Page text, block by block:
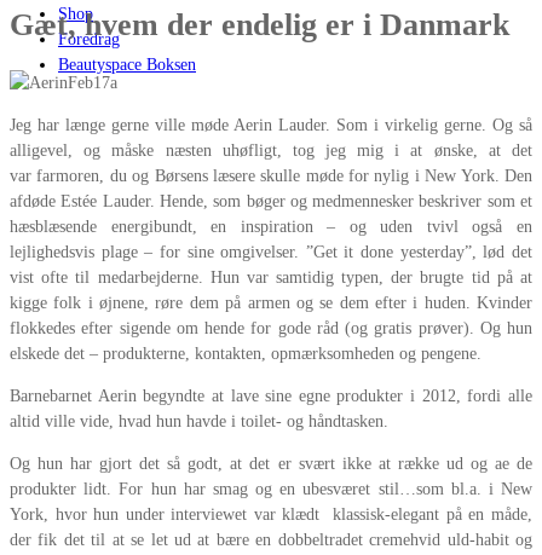
Shop
Foredrag
Beautyspace Boksen
Gæt, hvem der endelig er i Danmark
Jeg har længe gerne ville møde Aerin Lauder. Som i virkelig gerne. Og så
alligevel, og måske næsten uhøfligt, tog jeg mig i at ønske, at det
var farmoren, du og Børsens læsere skulle møde for nylig i New York. Den
afdøde Estée Lauder. Hende, som bøger og medmennesker beskriver som et
hæsblæsende energibundt, en inspiration – og uden tvivl også en
lejlighedsvis plage – for sine omgivelser. ”Get it done yesterday”, lød det
vist ofte til medarbejderne. Hun var samtidig typen, der brugte tid på at
kigge folk i øjnene, røre dem på armen og se dem efter i huden. Kvinder
flokkedes efter sigende om hende for gode råd (og gratis prøver). Og hun
elskede det – produkterne, kontakten, opmærksomheden og pengene.
Barnebarnet Aerin begyndte at lave sine egne produkter i 2012, fordi alle
altid ville vide, hvad hun havde i toilet- og håndtasken.
Og hun har gjort det så godt, at det er svært ikke at række ud og ae de
produkter lidt. For hun har smag og en ubesværet stil…som bl.a. i New
York, hvor hun under interviewet var klædt klassisk-elegant på en måde,
der fik det til at se let ud at bære en dobbeltradet cremehvid uld-habit og